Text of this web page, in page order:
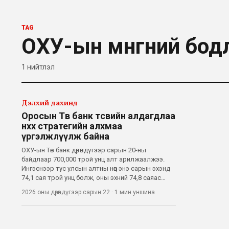
TAG
ОХУ-ын мөнгөний
1 нийтлэл
Дэлхий дахинд
Оросын Төв банк төсвийн алдагдлаа
нөхөх стратегийн алхмаа
үргэлжлүүлж байна
ОХУ-ын Төв банк дөрөвдүгээр сарын 20-ны
байдлаар 700,000 трой унц алт арилжаалжээ.
Ингэснээр тус улсын алтны нөөц энэ сарын эхэнд
74,1 сая трой унц болж, оны эхний 74,8 саяас
гуравдугаар сард 384 тэрбум доллароор үнэлж
байсан бол өдгөө 334 тэрбум ам.
2026 оны дөрөвдүгээр сарын 22 · 1 мин уншина